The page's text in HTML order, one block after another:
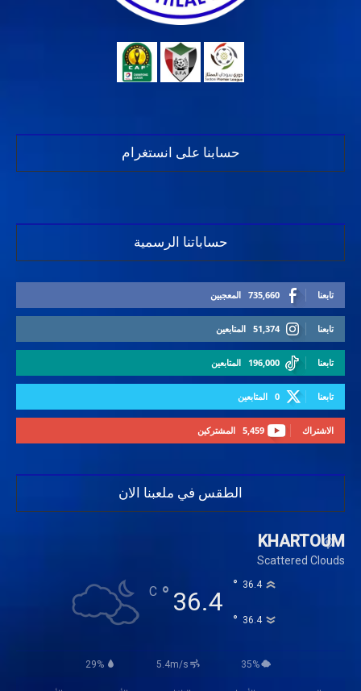
حسابنا على انستغرام
حساباتنا الرسمية
735,660 المعجبين تابعنا
51,374 المتابعين تابعنا
196,000 المتابعين تابعنا
0 المتابعين تابعنا
5,459 المشتركين الاشتراك
الطقس في ملعبنا الان
KHARTOUM
Scattered Clouds
36.4
°
C 36.4
°
36.4
°
29% 5.4m/s 35%